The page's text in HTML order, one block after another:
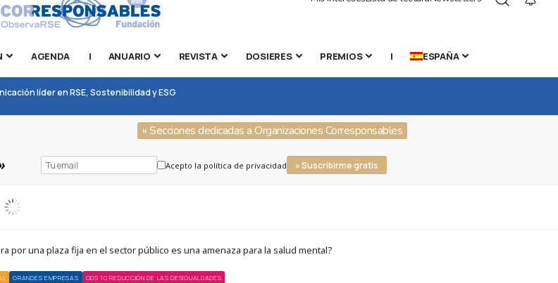
AGENDA | ANUARIO REVISTA DOSIERES PREMIOS | ESPAÑA
líder en RSE, Sostenibilidad y ESG
» Secciones dedicadas a Organizaciones Corresponsables
Acepto la política de privacidad » Suscribirme gratis
por una plaza fija en el sector público es una amenaza para la salud mental?
GRANDES EMPRESAS ODS 10 REDUCCIÓN DE LAS DESIGUALDADES